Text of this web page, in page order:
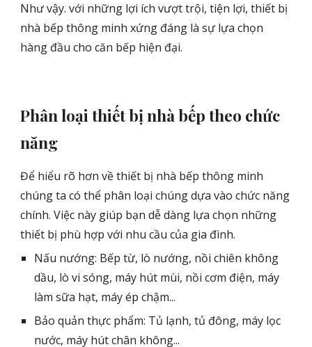
Như vậy. với những lợi ích vượt trội, tiện lợi, thiết bị
nhà bếp thông minh xứng đáng là sự lựa chọn
hàng đầu cho căn bếp hiện đại.
Phân loại thiết bị nhà bếp theo chức
năng
Để hiểu rõ hơn về thiết bị nhà bếp thông minh
chúng ta có thể phân loại chúng dựa vào chức năng
chính. Việc này giúp bạn dễ dàng lựa chọn những
thiết bị phù hợp với nhu cầu của gia đình.
Nấu nướng: Bếp từ, lò nướng, nồi chiên không
dầu, lò vi sóng, máy hút mùi, nồi cơm điện, máy
làm sữa hạt, máy ép chậm...
Bảo quản thực phẩm: Tủ lạnh, tủ đông, máy lọc
nước, máy hút chân không...